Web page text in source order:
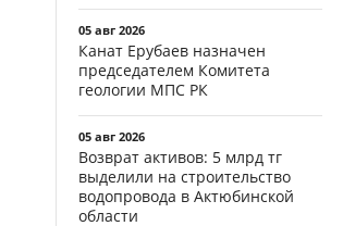
05 авг 2026
Канат Ерубаев назначен
председателем Комитета
геологии МПС РК
05 авг 2026
Возврат активов: 5 млрд тг
выделили на строительство
водопровода в Актюбинской
области